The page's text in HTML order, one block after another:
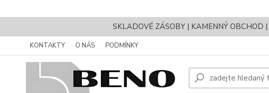
SKLADOVÉ ZÁSOBY | KAMENNÝ OBCHOD
KONTAKTY O NÁS PODMÍNKY